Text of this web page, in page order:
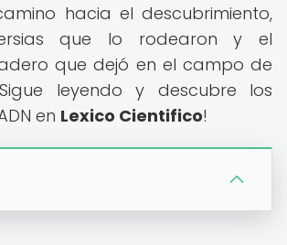
hacia el descubrimiento,
que lo rodearon y el
que dejó en el campo de
leyendo y descubre los
en Lexico Cientifico!